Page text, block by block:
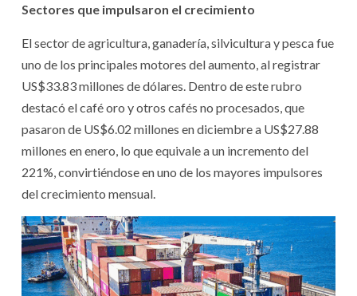
Sectores que impulsaron el crecimiento
El sector de agricultura, ganadería, silvicultura y pesca fue
uno de los principales motores del aumento, al registrar
US$33.83 millones de dólares. Dentro de este rubro
destacó el café oro y otros cafés no procesados, que
pasaron de US$6.02 millones en diciembre a US$27.88
millones en enero, lo que equivale a un incremento del
221%, convirtiéndose en uno de los mayores impulsores
del crecimiento mensual.